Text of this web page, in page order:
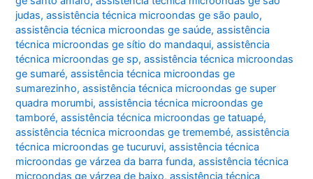
judas,assistência técnica microondas ge são paulo,
assistência técnica microondas ge saúde,assistência
técnica microondas ge sítio do mandaqui,assistência
técnica microondas ge sp,assistência técnica microondas
ge sumaré,assistência técnica microondas ge
sumarezinho,assistência técnica microondas ge super
quadra morumbi,assistência técnica microondas ge
tamboré,assistência técnica microondas ge tatuapé,
assistência técnica microondas ge tremembé,assistência
técnica microondas ge tucuruvi,assistência técnica
microondas ge várzea da barra funda,assistência técnica
microondas ge várzea de baixo,assistência técnica